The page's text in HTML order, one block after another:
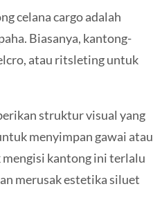
celana cargo adalah
Biasanya, kantong-
atau ritsleting untuk
struktur visual yang
menyimpan gawai atau
kantong ini terlalu
merusak estetika siluet